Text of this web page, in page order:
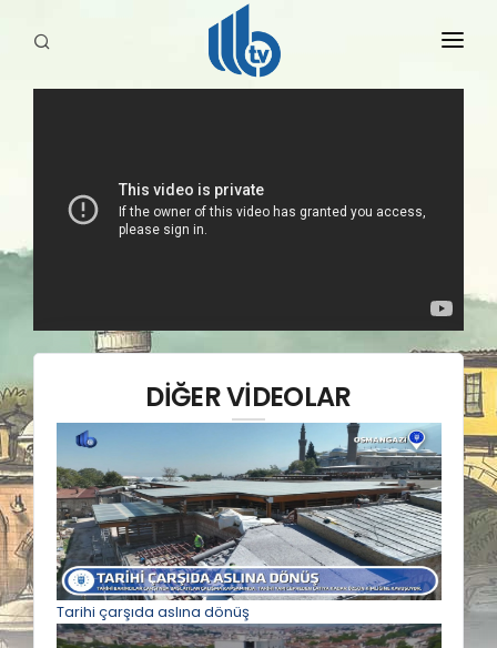
YAYINLARIMIZ
DİĞER VİDEOLAR
Tarihi çarşıda aslına dönüş